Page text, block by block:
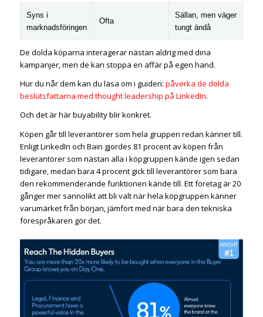
Syns i
marknadsföringen
Ofta
Sällan, men väger
tungt ändå
De dolda köparna interagerar nästan aldrig med dina
kampanjer, men de kan stoppa en affär på egen hand.
Hur du når dem kan du läsa om i guiden: påverka de dolda
beslutsfattarna med thought leadership på LinkedIn.
Och det är här buyability blir konkret.
Köpen går till leverantörer som hela gruppen redan känner till.
Enligt LinkedIn och Bain gjordes 81 procent av köpen från
leverantörer som nästan alla i köpgruppen kände igen sedan
tidigare, medan bara 4 procent gick till leverantörer som bara
den rekommenderande funktionen kände till. Ett företag är 20
gånger mer sannolikt att bli valt när hela köpgruppen känner
varumärket från början, jämfört med när bara den tekniska
förespråkaren gör det.